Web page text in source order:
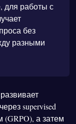
для работы с
без
разными
supervised
(GRPO), а затем